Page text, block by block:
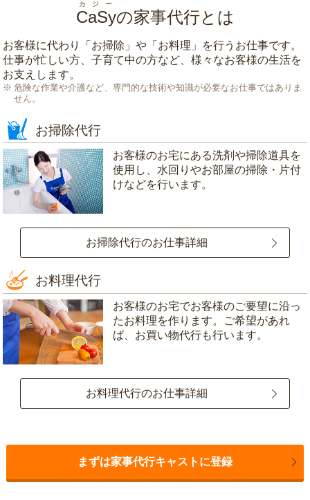
CaSy
カジー
の家事代行とは
お客様に代わり「 お掃除 」や「 お料理 」を行うお仕事です。
仕事が忙しい方、子育て中の方など、様々なお客様の生活を
お支えします。
危険な作業や介護など、専門的な技術や知識が必要なお仕事ではありま
せん。
お掃除代行
お客様のお宅にある洗剤や掃除道具を
使用し、水回りやお部屋の掃除・片付
けなどを行います。
お掃除代行のお仕事詳細
お料理代行
お客様のお宅でお客様のご要望に沿っ
たお料理を作ります。ご希望があれ
ば、お買い物代行も行います。
お料理代行のお仕事詳細
まずは家事代行キャストに登録